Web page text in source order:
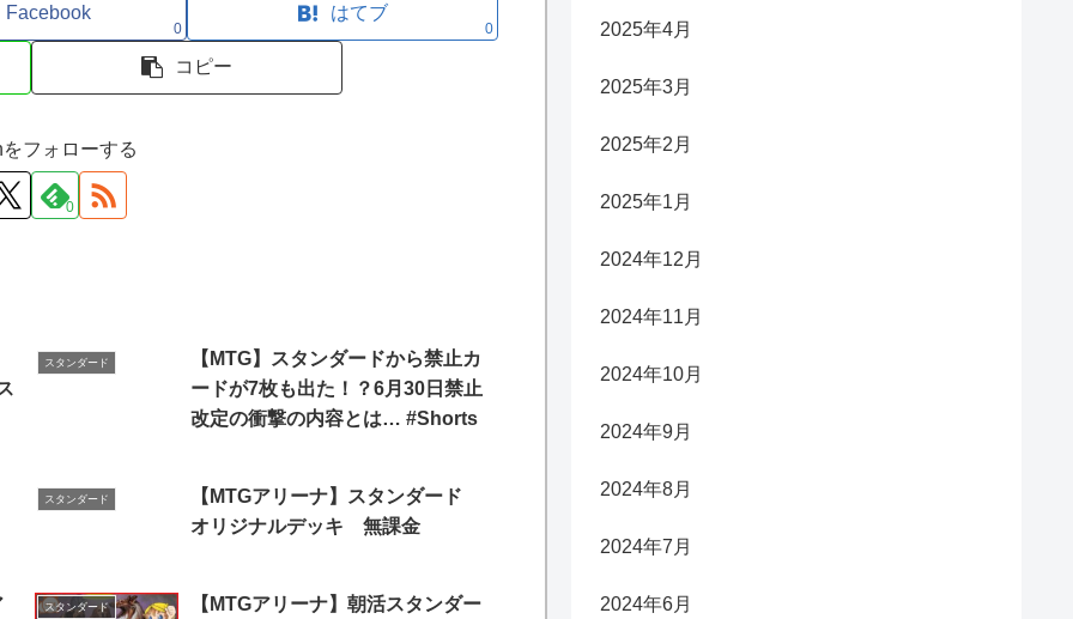
Facebook
0
はてブ
0
コピー
フォローする
0
スタンダード
【MTG】スタンダードから禁止カ
ードが7枚も出た！？6月30日禁止
改定の衝撃の内容とは… #Shorts
スタンダード
【MTGアリーナ】スタンダード
オリジナルデッキ 無課金
スタンダード
【MTGアリーナ】朝活スタンダー
2025年4月
2025年3月
2025年2月
2025年1月
2024年12月
2024年11月
2024年10月
2024年9月
2024年8月
2024年7月
2024年6月